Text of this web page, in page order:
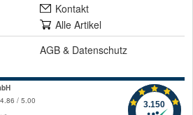
Kontakt
Alle Artikel
AGB & Datenschutz